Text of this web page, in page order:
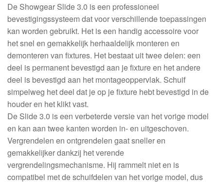
De Showgear Slide 3.0 is een professioneel
bevestigingssysteem dat voor verschillende toepassingen
kan worden gebruikt. Het is een handig accessoire voor
het snel en gemakkelijk herhaaldelijk monteren en
demonteren van fixtures. Het bestaat uit twee delen: een
deel is permanent bevestigd aan je fixture en het andere
deel is bevestigd aan het montageoppervlak. Schuif
simpelweg het deel dat je op je fixture hebt bevestigd in de
houder en het klikt vast.
De Slide 3.0 is een verbeterde versie van het vorige model
en kan aan twee kanten worden in- en uitgeschoven.
Vergrendelen en ontgrendelen gaat sneller en
gemakkelijker dankzij het verende
vergrendelingsmechanisme. Hij rammelt niet en is
compatibel met de schuifdelen van het vorige model, dus